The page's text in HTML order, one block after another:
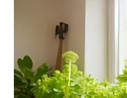
Descomplicado:
Sua
Primeira
Colheita